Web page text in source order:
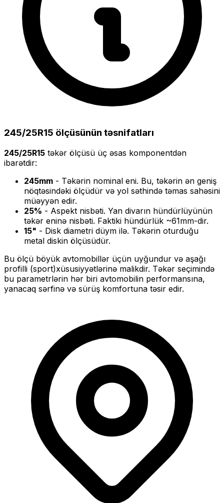
245/25R15 ölçüsünün təsnifatları
245/25R15 təkər ölçüsü üç əsas komponentdən
ibarətdir:
245mm - Təkərin nominal eni. Bu, təkərin ən geniş
nöqtəsindəki ölçüdür və yol səthində təmas sahəsini
müəyyən edir.
25% - Aspekt nisbəti. Yan divarın hündürlüyünün
təkər eninə nisbəti. Faktiki hündürlük ~61mm-dir.
15" - Disk diametri düym ilə. Təkərin oturduğu
metal diskin ölçüsüdür.
Bu ölçü böyük avtomobillər üçün uyğundur və aşağı
profilli (sport)xüsusiyyətlərinə malikdir. Təkər seçimində
bu parametrlərin hər biri avtomobilin performansına,
yanacaq sərfinə və sürüş komfortuna təsir edir.